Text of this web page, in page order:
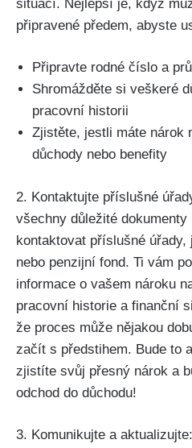
situací. Nejlepší je, když
připravené předem, abyste
Připravte rodné číslo a
Shromážděte si veškeré
pracovní historii
Zjistěte, jestli máte nárok
důchody nebo benefity
2. Kontaktujte příslušné
všechny důležité
kontaktovat příslušné
nebo penzijní fond. Ti vám
informace o vašem nároku
pracovní historie a finanční
že proces může nějakou
začít s předstihem. Bude to
zjistíte svůj přesný nárok a
odchod do důchodu!
3. Komunikujte a